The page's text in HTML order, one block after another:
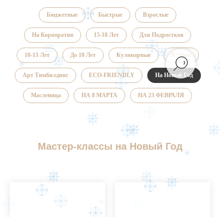
Бюджетные Быстрые Взрослые
На Корпоратив 15-18 Лет Для Подростков
10-13 Лет До 10 Лет Кулинарные В Офис
Арт Тимбилдинг ECO-FRIENDLY На Новый Год
Масленица НА 8 МАРТА НА 23 ФЕВРАЛЯ
Мастер-классы на Новый Год